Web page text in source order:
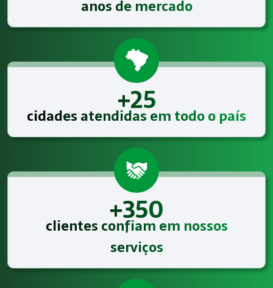
anos de mercado
+25
cidades atendidas em todo o país
+350
clientes confiam em nossos
serviços